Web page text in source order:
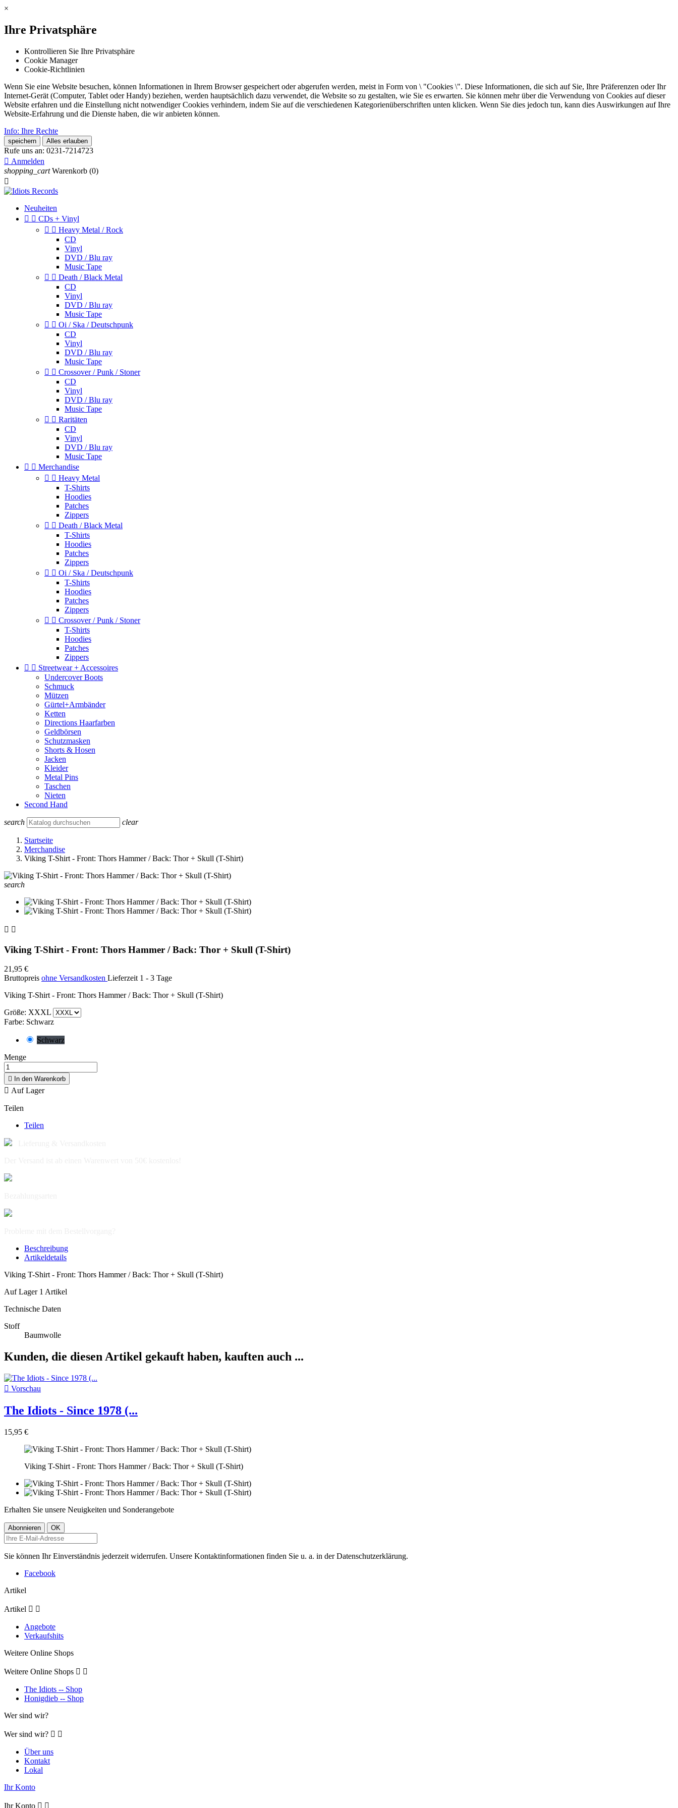
×
Ihre Privatsphäre
Kontrollieren Sie Ihre Privatsphäre
Cookie Manager
Cookie-Richtlinien
Wenn Sie eine Website besuchen, können Informationen in Ihrem Browser gespeichert oder abgerufen werden, meist in Form von \ "Cookies \". Diese Informationen, die sich auf Sie, Ihre Präferenzen oder Ihr
Internet-Gerät (Computer, Tablet oder Handy) beziehen, werden hauptsächlich dazu verwendet, die Website so zu gestalten, wie Sie es erwarten. Sie können mehr über die Verwendung von Cookies auf dieser
Website erfahren und die Einstellung nicht notwendiger Cookies verhindern, indem Sie auf die verschiedenen Kategorienüberschriften unten klicken. Wenn Sie dies jedoch tun, kann dies Auswirkungen auf Ihre
Website-Erfahrung und die Dienste haben, die wir anbieten können.
Info: Ihre Rechte
speichern Alles erlauben
Rufe uns an: 0231-7214723
 Anmelden
shopping_cart Warenkorb (0)

Neuheiten
  CDs + Vinyl
  Heavy Metal / Rock
CD
Vinyl
DVD / Blu ray
Music Tape
  Death / Black Metal
CD
Vinyl
DVD / Blu ray
Music Tape
  Oi / Ska / Deutschpunk
CD
Vinyl
DVD / Blu ray
Music Tape
  Crossover / Punk / Stoner
CD
Vinyl
DVD / Blu ray
Music Tape
  Raritäten
CD
Vinyl
DVD / Blu ray
Music Tape
  Merchandise
  Heavy Metal
T-Shirts
Hoodies
Patches
Zippers
  Death / Black Metal
T-Shirts
Hoodies
Patches
Zippers
  Oi / Ska / Deutschpunk
T-Shirts
Hoodies
Patches
Zippers
  Crossover / Punk / Stoner
T-Shirts
Hoodies
Patches
Zippers
  Streetwear + Accessoires
Undercover Boots
Schmuck
Mützen
Gürtel+Armbänder
Ketten
Directions Haarfarben
Geldbörsen
Schutzmasken
Shorts & Hosen
Jacken
Kleider
Metal Pins
Taschen
Nieten
Second Hand
search clear
Startseite
Merchandise
Viking T-Shirt - Front: Thors Hammer / Back: Thor + Skull (T-Shirt)
search
 
Viking T-Shirt - Front: Thors Hammer / Back: Thor + Skull (T-Shirt)
21,95 €
Bruttopreis ohne Versandkosten Lieferzeit 1 - 3 Tage
Viking T-Shirt - Front: Thors Hammer / Back: Thor + Skull (T-Shirt)
Größe: XXXL
Farbe: Schwarz
Schwarz
Menge
 In den Warenkorb
 Auf Lager
Teilen
Teilen
Beschreibung
Artikeldetails
Viking T-Shirt - Front: Thors Hammer / Back: Thor + Skull (T-Shirt)
Auf Lager 1 Artikel
Technische Daten
Stoff
Baumwolle
Kunden, die diesen Artikel gekauft haben, kauften auch ...
 Vorschau
The Idiots - Since 1978 (...
15,95 €
Viking T-Shirt - Front: Thors Hammer / Back: Thor + Skull (T-Shirt)
Erhalten Sie unsere Neuigkeiten und Sonderangebote
Sie können Ihr Einverständnis jederzeit widerrufen. Unsere Kontaktinformationen finden Sie u. a. in der Datenschutzerklärung.
Facebook
Artikel
Artikel  
Angebote
Verkaufshits
Weitere Online Shops
Weitere Online Shops  
The Idiots -- Shop
Honigdieb -- Shop
Wer sind wir?
Wer sind wir?  
Über uns
Kontakt
Lokal
Ihr Konto
Ihr Konto  